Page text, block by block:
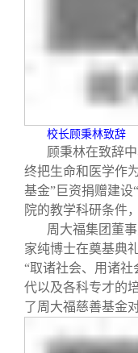
校长顾秉林致辞
顾秉林在致辞
终把生命和医学作
基金”巨资捐赠建设
院的教学科研条件
周大福集团董
家纯博士在奠基典
“取诸社会、用诸
代以及各科专才的
了周大福慈善基金